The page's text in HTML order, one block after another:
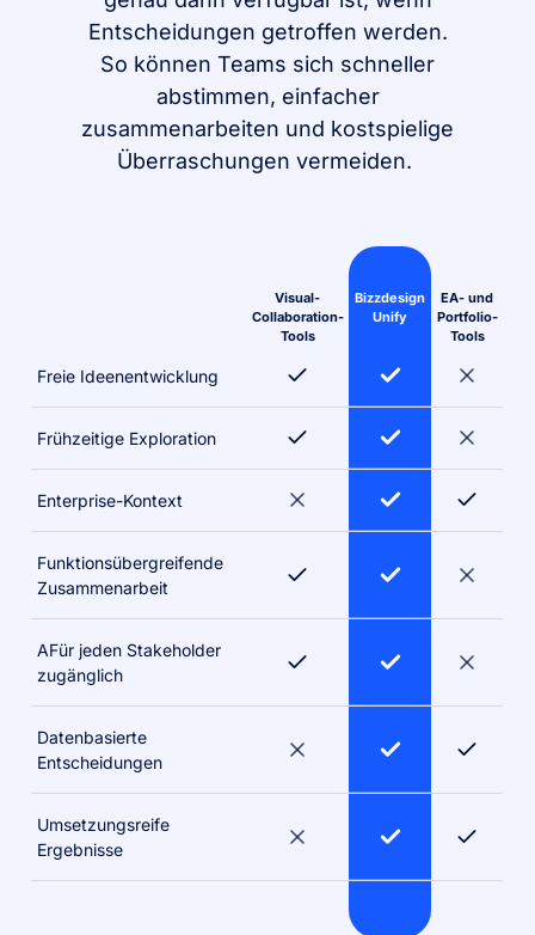
Entscheidungen getroffen werden.
So können Teams sich schneller
abstimmen, einfacher
zusammenarbeiten und kostspielige
Überraschungen vermeiden.
Visual-
Collaboration-
Tools
Bizzdesign
Unify
EA- und
Portfolio-
Tools
Freie Ideenentwicklung
Frühzeitige Exploration
Enterprise-Kontext
Funktionsübergreifende
Zusammenarbeit
AFür jeden Stakeholder
zugänglich
Datenbasierte
Entscheidungen
Umsetzungsreife
Ergebnisse